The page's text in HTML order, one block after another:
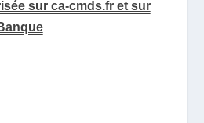
sur ca-cmds.fr et sur